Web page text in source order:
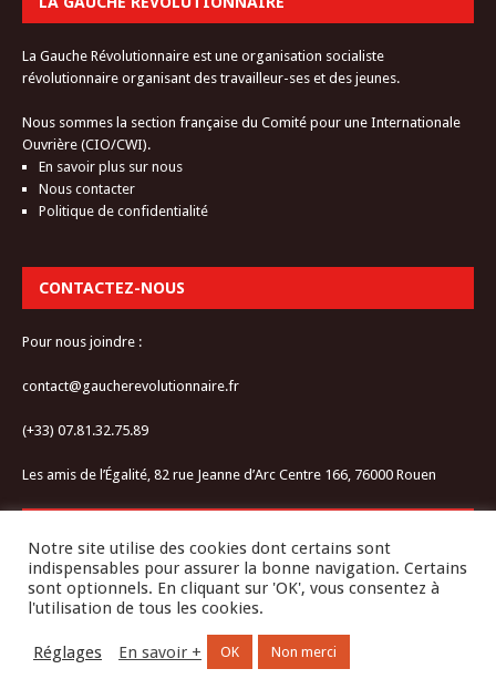
La Gauche Révolutionnaire est une organisation socialiste
révolutionnaire organisant des travailleur-ses et des jeunes.
Nous sommes la section française du Comité pour une Internationale
Ouvrière (CIO/CWI).
En savoir plus sur nous
Nous contacter
Politique de confidentialité
CONTACTEZ-NOUS
Pour nous joindre :
contact@gaucherevolutionnaire.fr
(+33) 07.81.32.75.89
Les amis de l’Égalité, 82 rue Jeanne d’Arc Centre 166, 76000 Rouen
Notre site utilise des cookies dont certains sont
indispensables pour assurer la bonne navigation. Certains
sont optionnels. En cliquant sur 'OK', vous consentez à
l'utilisation de tous les cookies.
Réglages En savoir + OK Non merci